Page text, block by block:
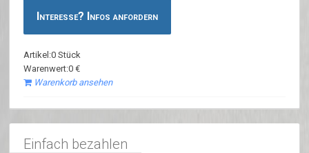
Interesse? Infos anfordern
Artikel:0 Stück
Warenwert:0 €
Warenkorb ansehen
Einfach bezahlen